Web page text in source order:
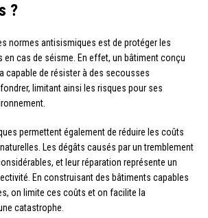
?
normes antisismiques est de protéger les
en cas de séisme. En effet, un bâtiment conçu
capable de résister à des secousses
limitant ainsi les risques pour ses
permettent également de réduire les coûts
Les dégâts causés par un tremblement
et leur réparation représente un
En construisant des bâtiments capables
on limite ces coûts et on facilite la
catastrophe.